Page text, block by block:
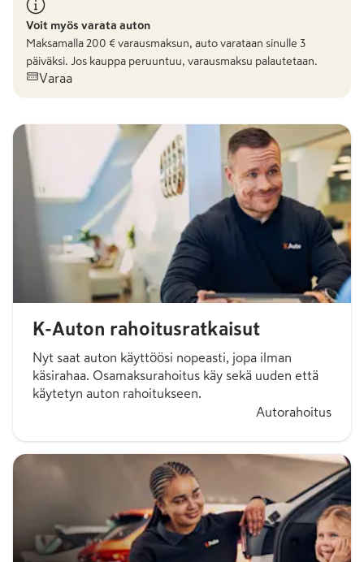
Voit myös varata auton
Maksamalla 200 € varausmaksun, auto varataan sinulle 3
päiväksi. Jos kauppa peruuntuu, varausmaksu palautetaan.
Varaa
K-Auton rahoitusratkaisut
Nyt saat auton käyttöösi nopeasti, jopa ilman
käsirahaa. Osamaksurahoitus käy sekä uuden että
käytetyn auton rahoitukseen.
Autorahoitus